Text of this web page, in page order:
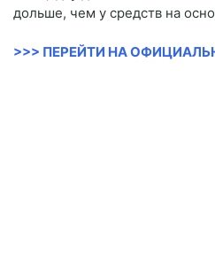
дольше, чем у средств на
>>> ПЕРЕЙТИ НА